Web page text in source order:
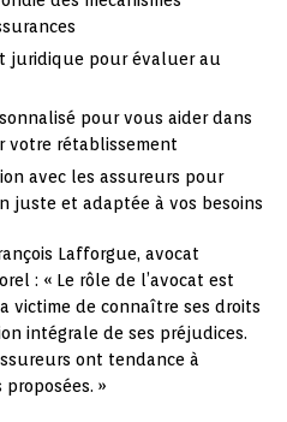
juridique pour évaluer au
pour vous aider dans
votre rétablissement
avec les assureurs pour
juste et adaptée à vos besoins
Lafforgue, avocat
: « Le rôle de l’avocat est
victime de connaître ses droits
intégrale de ses préjudices.
ont tendance à
»